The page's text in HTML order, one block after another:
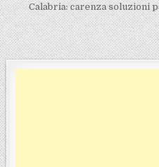
Calabria: carenza soluzioni